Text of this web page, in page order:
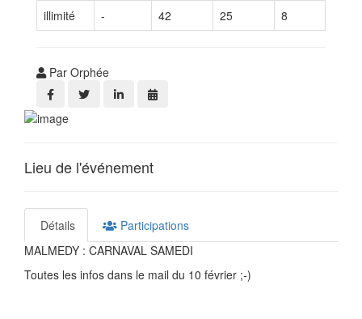
illimité
- 42 25 8
Par Orphée
Lieu de l'événement
Détails
Participations
MALMEDY : CARNAVAL SAMEDI
Toutes les infos dans le mail du 10 février ;-)